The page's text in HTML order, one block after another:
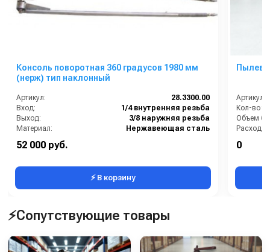
Консоль поворотная 360 градусов 1980 мм
(нерж) тип наклонный
Артикул:
28.3300.00
Вход:
1/4 внутренняя резьба
Выход:
3/8 наружняя резьба
Материал:
Нержавеющая сталь
В коробке:
52 000 руб.
⚡ В корзину
Артикул:
Кол-во
Объем
Расход
0
⚡Сопутствующие товары